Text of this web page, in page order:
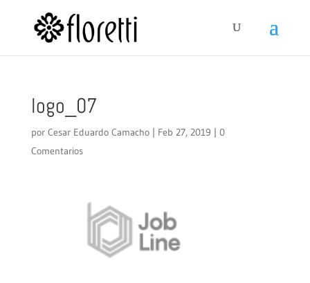
logo_07
por Cesar Eduardo Camacho| Feb 27, 2019 | 0
Comentarios